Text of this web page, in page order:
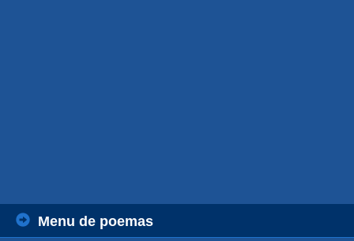
Menu de poemas